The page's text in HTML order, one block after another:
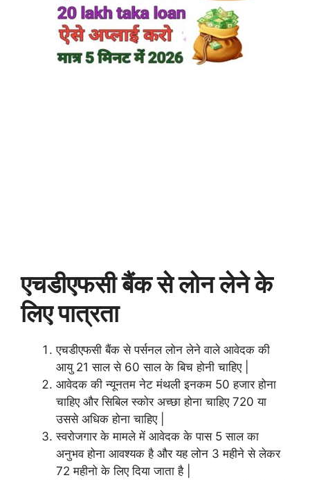
एचडीएफसी बैंक से लोन लेने के
लिए पात्रता
एचडीएफसी बैंक से पर्सनल लोन लेने वाले आवेदक की
आयु 21 साल से 60 साल के बिच होनी चाहिए |
आवेदक की न्यूनतम नेट मंथली इनकम 50 हजार होना
चाहिए और सिबिल स्कोर अच्छा होना चाहिए 720 या
उससे अधिक होना चाहिए |
स्वरोजगार के मामले में आवेदक के पास 5 साल का
अनुभव होना आवश्यक है और यह लोन 3 महीने से लेकर
72 महीनो के लिए दिया जाता है |